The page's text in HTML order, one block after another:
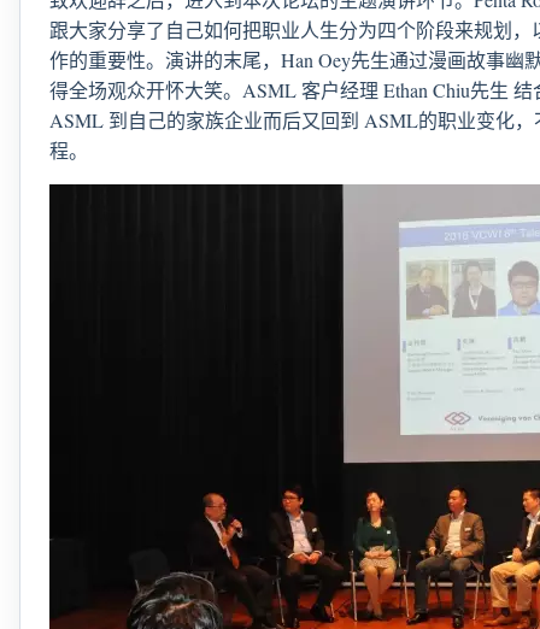
跟大家分享了自己如何把职业人生分为四个阶段来规划
作的重要性。演讲的末尾，Han Oey先生通过漫画故事幽
得全场观众开怀大笑。ASML 客户经理 Ethan Chiu先生
ASML 到自己的家族企业而后又回到 ASML的职业变化
程。